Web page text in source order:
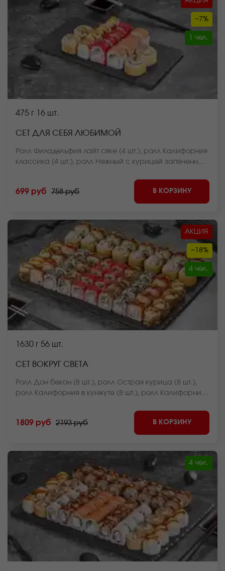
−7%
1 чел.
475 г 16 шт.
СЕТ ДЛЯ СЕБЯ ЛЮБИМОЙ
Ролл Филадельфия лайт сяке (4 шт.), ролл Калифорния
классика (4 шт.), ролл Нежный с курицей запеченный
блюда может отличаться от фото на сайте.
699 руб 758 руб В КОРЗИНУ
АКЦИЯ
−18%
4 чел.
1630 г 56 шт.
СЕТ ВОКРУГ СВЕТА
Ролл Дон бекон (8 шт.), ролл Острая курица (8 шт.),
ролл Калифорния в кунжуте (8 шт.), ролл Калифорния
Темпурный с беконом (8 шт.), ролл Чикен фри хот
запеченный (8 шт.) *Внешний вид блюда может
1809 руб 2193 руб В КОРЗИНУ
4 чел.